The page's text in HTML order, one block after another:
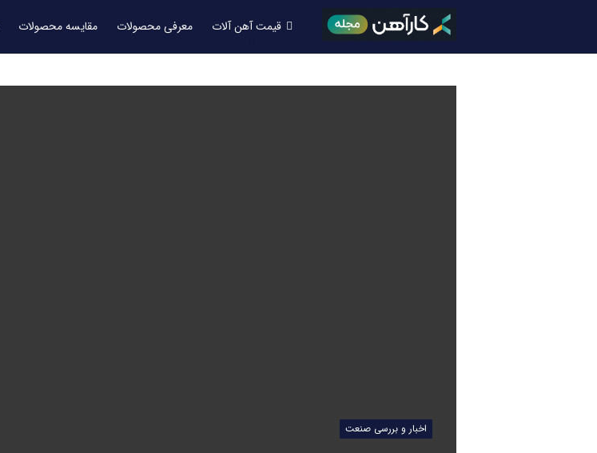
قیمت آهن آلات معرفی محصولات مقایسه محصولات
اخبار و بررسی صنعت